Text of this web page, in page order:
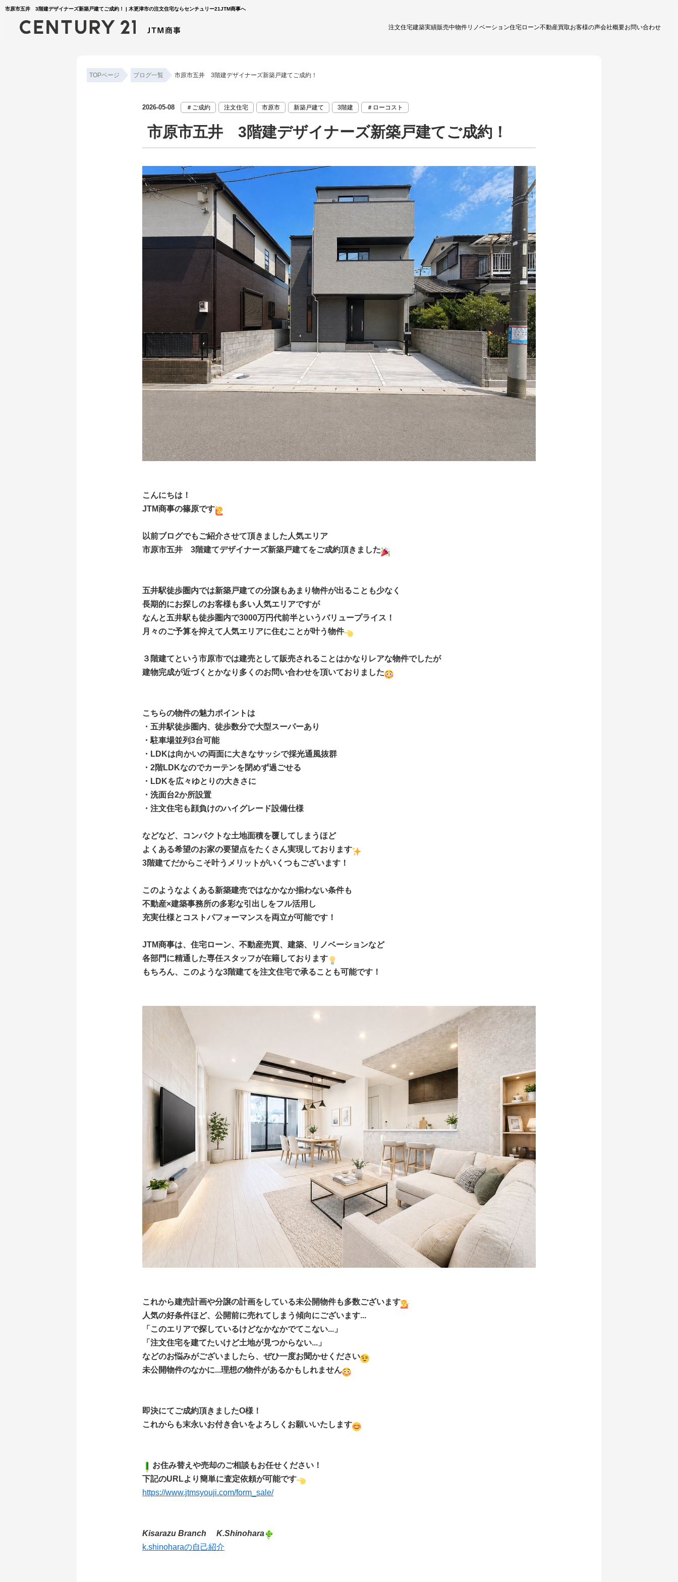
市原市五井 3階建デザイナーズ新築戸建てご成約！ | 木更津市の注文住宅ならセンチュリー21JTM商事へ
注文住宅建築実績販売中物件リノベーション住宅ローン不動産買取お客様の声会社概要お問い合わせ
TOPページ ブログ一覧 市原市五井 3階建デザイナーズ新築戸建てご成約！
2026-05-08 ＃ご成約 注文住宅 市原市 新築戸建て 3階建 ＃ローコスト
市原市五井 3階建デザイナーズ新築戸建てご成約！
こんにちは！
JTM商事の篠原です
以前ブログでもご紹介させて頂きました人気エリア
市原市五井 3階建てデザイナーズ新築戸建てをご成約頂きました
五井駅徒歩圏内では新築戸建ての分譲もあまり物件が出ることも少なく
長期的にお探しのお客様も多い人気エリアですが
なんと五井駅も徒歩圏内で3000万円代前半というバリュープライス！
月々のご予算を抑えて人気エリアに住むことが叶う物件
３階建てという市原市では建売として販売されることはかなりレアな物件でしたが
建物完成が近づくとかなり多くのお問い合わせを頂いておりました
こちらの物件の魅力ポイントは
・五井駅徒歩圏内、徒歩数分で大型スーパーあり
・駐車場並列3台可能
・LDKは向かいの両面に大きなサッシで採光通風抜群
・2階LDKなのでカーテンを閉めず過ごせる
・LDKを広々ゆとりの大きさに
・洗面台2か所設置
・注文住宅も顔負けのハイグレード設備仕様
などなど、コンパクトな土地面積を覆してしまうほど
よくある希望のお家の要望点をたくさん実現しております
3階建てだからこそ叶うメリットがいくつもございます！
このようなよくある新築建売ではなかなか揃わない条件も
不動産×建築事務所の多彩な引出しをフル活用し
充実仕様とコストパフォーマンスを両立が可能です！
JTM商事は、住宅ローン、不動産売買、建築、リノベーションなど
各部門に精通した専任スタッフが在籍しております
もちろん、このような3階建てを注文住宅で承ることも可能です！
これから建売計画や分譲の計画をしている未公開物件も多数ございます
人気の好条件ほど、公開前に売れてしまう傾向にございます...
「このエリアで探しているけどなかなかでてこない...」
「注文住宅を建てたいけど土地が見つからない...」
などのお悩みがございましたら、ぜひ一度お聞かせください
未公開物件のなかに...理想の物件があるかもしれません
即決にてご成約頂きましたO様！
これからも末永いお付き合いをよろしくお願いいたします
お住み替えや売却のご相談もお任せください！
下記のURLより簡単に査定依頼が可能です
https://www.jtmsyouji.com/form_sale/
Kisarazu Branch K.Shinohara
k.shinoharaの自己紹介